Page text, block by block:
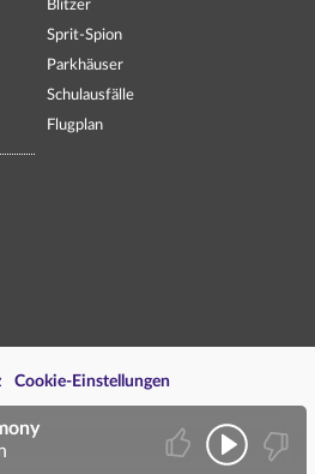
Blitzer
Sprit-Spion
Parkhäuser
Schulausfälle
Flugplan
Cookie-Einstellungen